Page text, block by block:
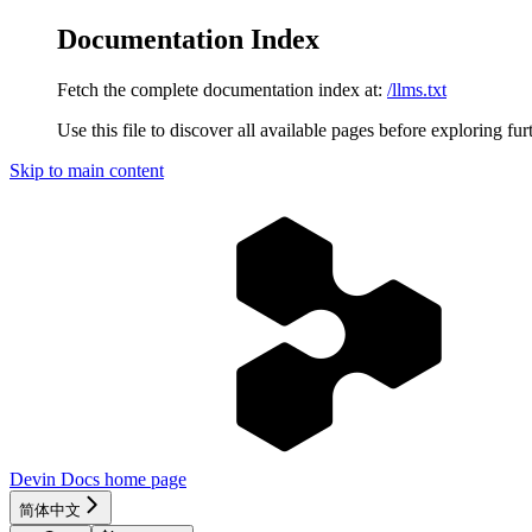
Documentation Index
Fetch the complete documentation index at: /llms.txt
Use this file to discover all available pages before exploring
Skip to main content
Devin Docs home page
简体中文